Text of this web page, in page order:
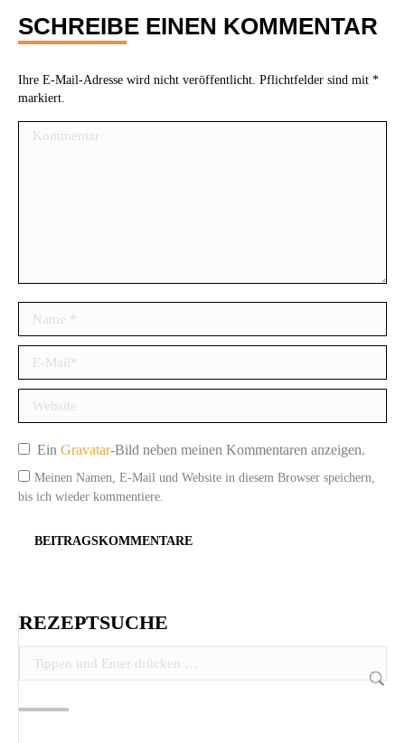
SCHREIBE EINEN KOMMENTAR
Ihre E-Mail-Adresse wird nicht veröffentlicht. Pflichtfelder sind mit *
markiert.
Kommentar
EinGravatar-Bild neben meinen Kommentaren anzeigen.
Meinen Namen, E-Mail und Website in diesem Browser speichern,
bis ich wieder kommentiere.
BEITRAGSKOMMENTARE
REZEPTSUCHE